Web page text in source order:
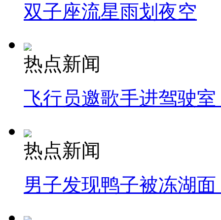
双子座流星雨划夜空
热点新闻
飞行员邀歌手进驾驶
热点新闻
男子发现鸭子被冻湖